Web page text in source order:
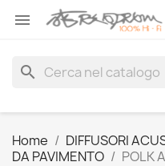

search
Home DIFFUSORI
DA PAVIMENTO
POLK